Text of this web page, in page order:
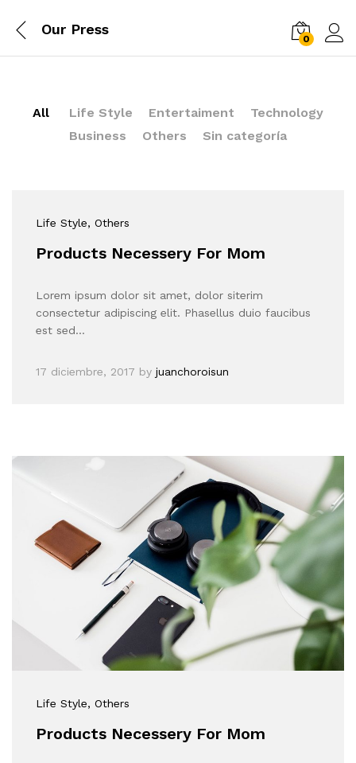
Our Press
0
All Life Style Entertaiment
Technology
Business
Others Sin categoría
Life Style, Others
Products Necessery For Mom
Lorem ipsum dolor sit amet, dolor siterim
consectetur adipiscing elit. Phasellus duio faucibus
est sed…
17 diciembre, 2017 by juanchoroisun
Life Style, Others
Products Necessery For Mom